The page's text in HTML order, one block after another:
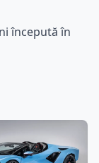
începută în